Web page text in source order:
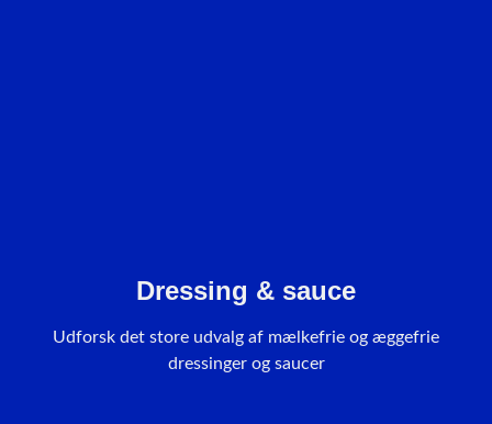
Dressing & sauce
Udforsk det store udvalg af mælkefrie og æggefrie
dressinger og saucer